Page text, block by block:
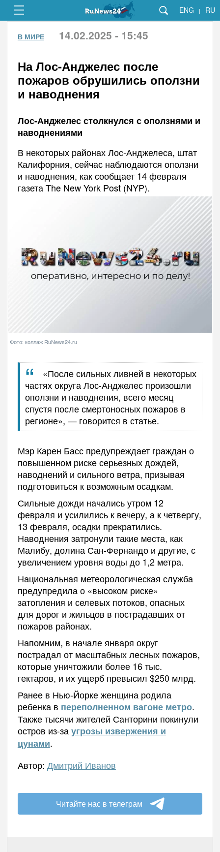
ENG | RU
В МИРЕ 14.02.2025 - 15:45
На Лос-Анджелес после
пожаров обрушились оползни
и наводнения
Лос-Анджелес столкнулся с оползнями и
наводнениями
В некоторых районах Лос-Анджелеса, штат
Калифорния, сейчас наблюдаются оползни
и наводнения, как сообщает 14 февраля
газета The New York Post (NYP).
Фото: коллаж RuNews24.ru
«После сильных ливней в некоторых
частях округа Лос-Анджелес произошли
оползни и наводнения, всего месяц
спустя после смертоносных пожаров в
регионе», — говорится в статье.
Мэр Карен Басс предупреждает граждан о
повышенном риске серьезных дождей,
наводнений и сильного ветра, призывая
подготовиться к возможным осадкам.
Сильные дожди начались утром 12
февраля и усилились к вечеру, а к четвергу,
13 февраля, осадки прекратились.
Наводнения затронули такие места, как
Малибу, долина Сан-Фернандо и другие, с
увеличением уровня воды до 1,2 метра.
Национальная метеорологическая служба
предупредила о «высоком риске»
затопления и селевых потоков, опасных
для дорог и жильцов в пострадавших от
пожаров районах.
Напомним, в начале января округ
пострадал от масштабных лесных пожаров,
которые уничтожили более 16 тыс.
гектаров, и их ущерб превысил $250 млрд.
Ранее в Нью-Йорке женщина родила
ребенка в переполненном вагоне метро.
Также тысячи жителей Санторини покинули
остров из-заугрозы извержения и
цунами.
Автор: Дмитрий Иванов
Читайте нас в телеграм